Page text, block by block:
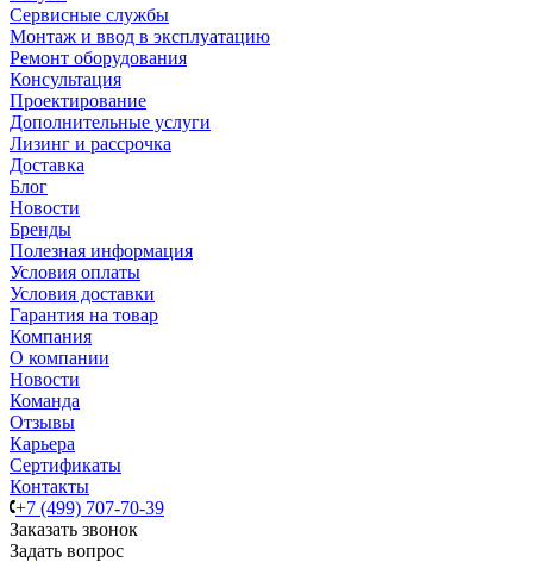
Сервисные службы
Монтаж и ввод в эксплуатацию
Ремонт оборудования
Консультация
Проектирование
Дополнительные услуги
Лизинг и рассрочка
Доставка
Блог
Новости
Бренды
Полезная информация
Условия оплаты
Условия доставки
Гарантия на товар
Компания
О компании
Новости
Команда
Отзывы
Карьера
Сертификаты
Контакты
+7 (499) 707-70-39
Заказать звонок
Задать вопрос